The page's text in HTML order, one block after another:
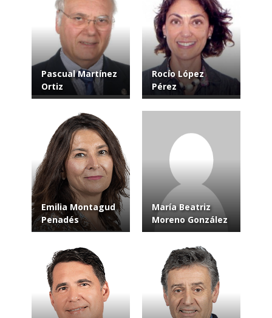
Pascual Martínez
Ortiz
Rocío López
Pérez
Emilia Montagud
Penadés
María Beatriz
Moreno González